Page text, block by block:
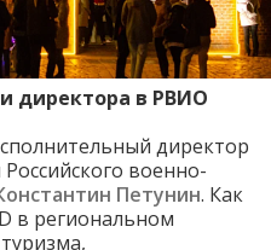
директора в РВИО
директор
военно-
Петунин. Как
в региональном